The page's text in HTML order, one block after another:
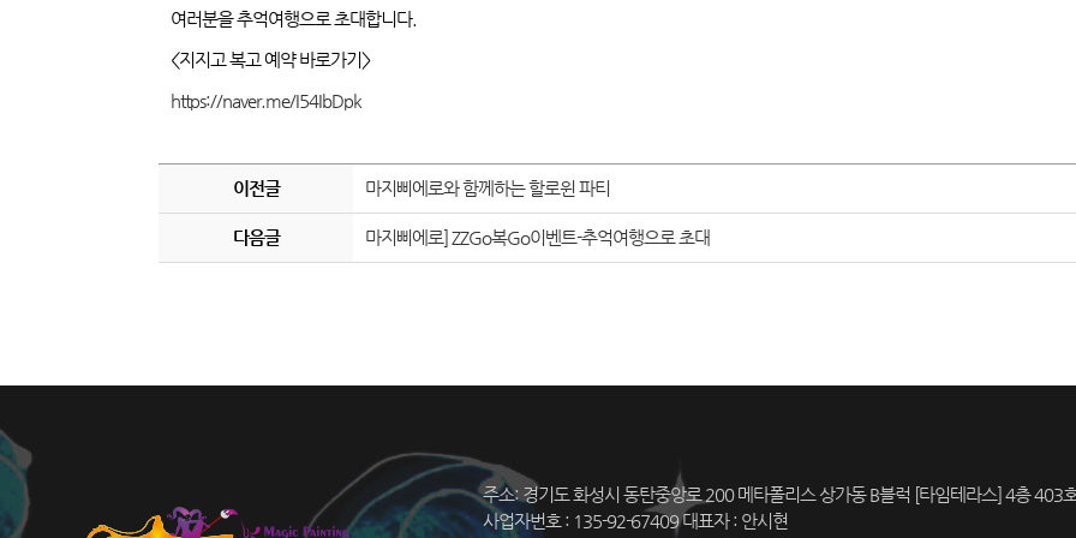
여러분을 추억여행으로 초대합니다.
<지지고 복고 예약 바로가기>
https://naver.me/I54IbDpk
이전글 마지삐에로와 함께하는 할로윈 파티
다음글 마지삐에로] ZZGo복Go이벤트-추억여행으로 초대
주소: 경기도 화성시 동탄중앙로 200 메타폴리스 상가동 B블럭 [타임테라스] 4층 403
사업자번호 : 135-92-67409 대표자 : 안시현